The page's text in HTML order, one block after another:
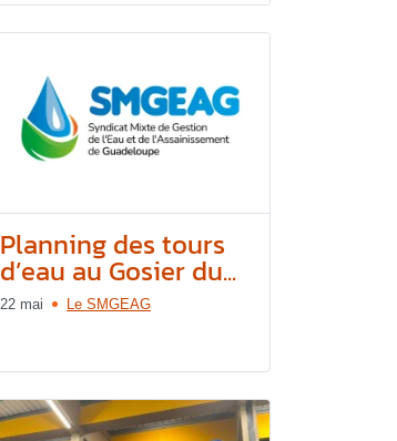
Planning des tours
d’eau au Gosier du...
22 mai Le SMGEAG